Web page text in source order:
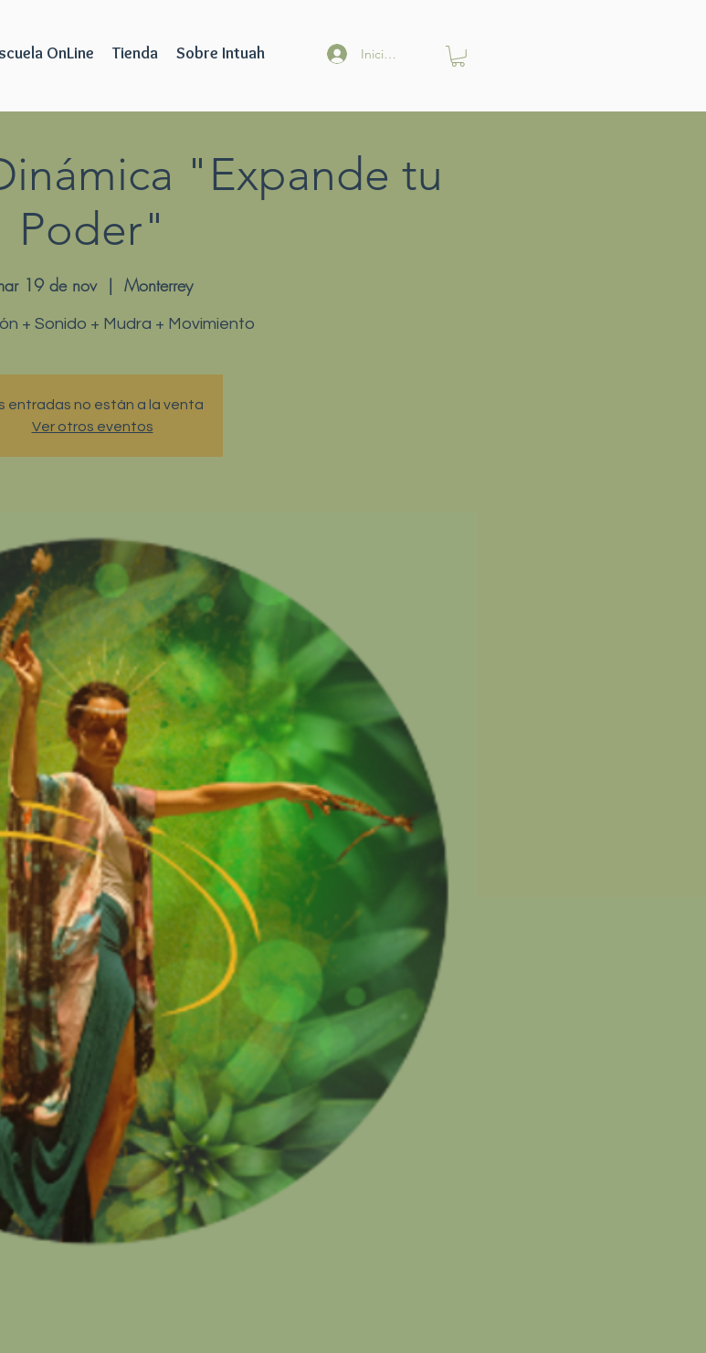
OnLine Tienda Sobre Intuah Iniciar sesión
"Expande tu
Poder"
19 de nov
  |
Monterrey
+ Sonido + Mudra + Movimiento
entradas no están a la venta
Ver otros eventos